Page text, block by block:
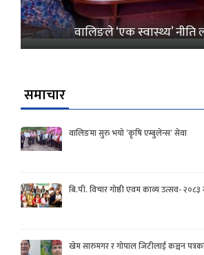
वालिङले ‘एक स्वास्थ्य’ नीति
समाचार
वालिङमा सुरु भयो ‘कृषि एम्बुलेन्स’ सेवा
बि.पी. विचार गोष्ठी एवम काव्य उत्सव- २०८३
खेम सारुमगर र गोपाल जिटीलाई कञ्चन